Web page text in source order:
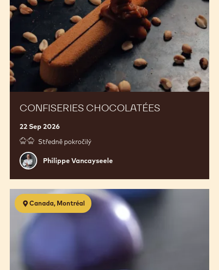
CONFISERIES CHOCOLATÉES
22 Sep 2026
Středně pokročilý
Philippe
Vancayseele
Philippe Vancayseele
Canada, Montréal
Confectionery
2.0